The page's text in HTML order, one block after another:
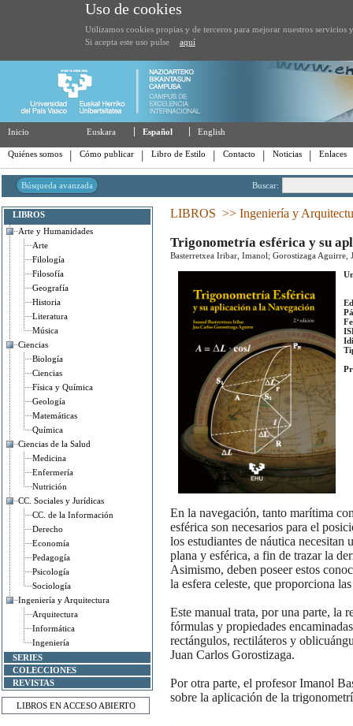
Uso de cookies
Utilizamos cookies propias y de terceros para mejorar nuestros servicios
Si acepta este uso pulse
aquí
Inicio Español
Euskara English
Quiénes somos Cómo publicar Libro de Estilo Contacto Noticias Enlaces
Buscar:
Búsqueda avanzada
LIBROS
Arte y Humanidades
Arte
Filología
Filosofía
Geografía
Historia
Literatura
Música
Ciencias
Biología
Ciencias
Física y Química
Geología
Matemáticas
Química
Ciencias de la Salud
Medicina
Enfermería
Nutrición
CC. Sociales y Jurídicas
CC. de la Información
Derecho
Economía
Pedagogía
Psicología
Sociología
Ingeniería y Arquitectura
Arquitectura
Informática
Ingeniería
SERIES
COLECCIONES
REVISTAS
LIBROS EN ACCESO ABIERTO
LIBROS >> Ingeniería y
Trigonometría esférica y su
Basterretxea Iribar, Imanol; Gorostizaga Aguirre,
En la navegación, tanto marítima
esférica son necesarios para el
los estudiantes de náutica
plana y esférica, a fin de trazar la
Asimismo, deben poseer estos
la esfera celeste, que proporciona
Este manual trata, por una parte, la
fórmulas y propiedades
rectángulos, rectiláteros y
Juan Carlos Gorostizaga.
Por otra parte, el profesor Imanol
sobre la aplicación de la